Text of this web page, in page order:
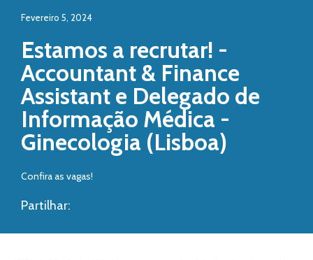
Fevereiro 5, 2024
Estamos a recrutar! -
Accountant & Finance
Assistant e Delegado de
Informação Médica -
Ginecologia (Lisboa)
Confira as vagas!
Partilhar: